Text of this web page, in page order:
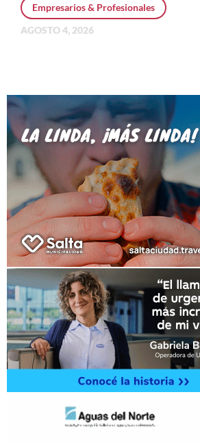
Empresarios & Profesionales
AGOSTO 4, 2026